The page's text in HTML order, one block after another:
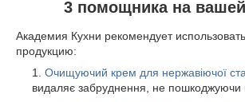
3 помощника на
Академия Кухни рекомендует
продукцию:
Очищуючий крем для нержавіючої
видаляє забруднення, не пошкоджуючи